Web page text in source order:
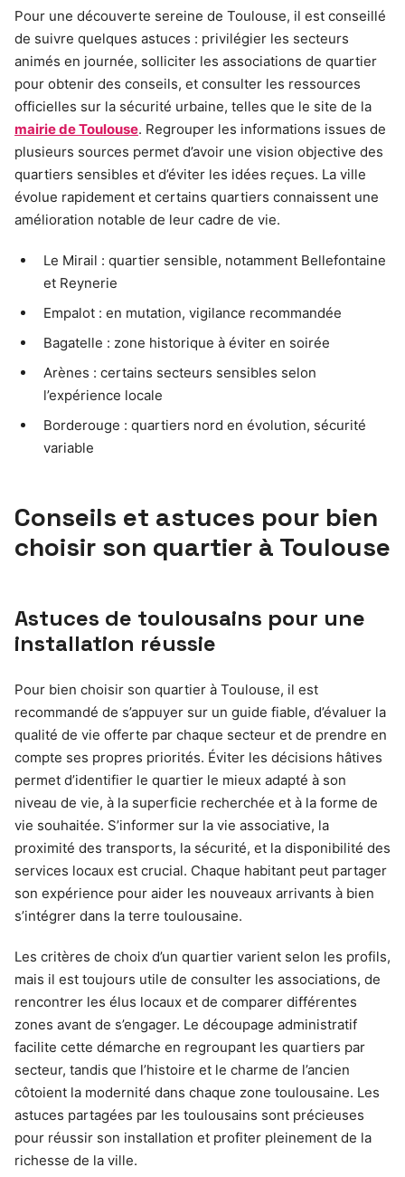
Pour une découverte sereine de Toulouse, il est conseillé
de suivre quelques astuces : privilégier les secteurs
animés en journée, solliciter les associations de quartier
pour obtenir des conseils, et consulter les ressources
officielles sur la sécurité urbaine, telles que le site de la
mairie de Toulouse. Regrouper les informations issues de
plusieurs sources permet d’avoir une vision objective des
quartiers sensibles et d’éviter les idées reçues. La ville
évolue rapidement et certains quartiers connaissent une
amélioration notable de leur cadre de vie.
Le Mirail : quartier sensible, notamment Bellefontaine
et Reynerie
Empalot : en mutation, vigilance recommandée
Bagatelle : zone historique à éviter en soirée
Arènes : certains secteurs sensibles selon
l’expérience locale
Borderouge : quartiers nord en évolution, sécurité
variable
Conseils et astuces pour bien
choisir son quartier à Toulouse
Astuces de toulousains pour une
installation réussie
Pour bien choisir son quartier à Toulouse, il est
recommandé de s’appuyer sur un guide fiable, d’évaluer la
qualité de vie offerte par chaque secteur et de prendre en
compte ses propres priorités. Éviter les décisions hâtives
permet d’identifier le quartier le mieux adapté à son
niveau de vie, à la superficie recherchée et à la forme de
vie souhaitée. S’informer sur la vie associative, la
proximité des transports, la sécurité, et la disponibilité des
services locaux est crucial. Chaque habitant peut partager
son expérience pour aider les nouveaux arrivants à bien
s’intégrer dans la terre toulousaine.
Les critères de choix d’un quartier varient selon les profils,
mais il est toujours utile de consulter les associations, de
rencontrer les élus locaux et de comparer différentes
zones avant de s’engager. Le découpage administratif
facilite cette démarche en regroupant les quartiers par
secteur, tandis que l’histoire et le charme de l’ancien
côtoient la modernité dans chaque zone toulousaine. Les
astuces partagées par les toulousains sont précieuses
pour réussir son installation et profiter pleinement de la
richesse de la ville.